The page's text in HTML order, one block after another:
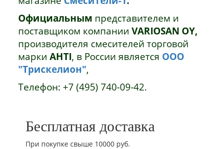
Официальным представителем и
поставщиком компанииVARIOSAN OY,
производителя смесителей торговой
маркиAHTI, в России является ООО
"Трискелион",
Телефон: +7 (495) 740-09-42.
Бесплатная доставка
При покупке свыше 10000 руб.